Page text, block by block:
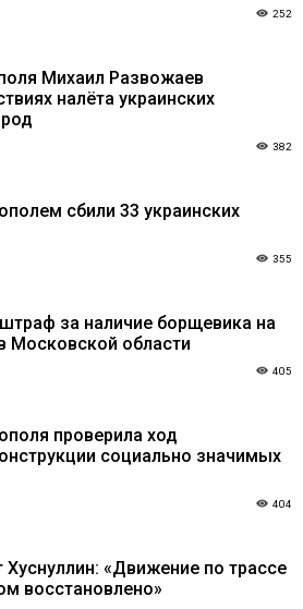
252
Михаил Развожаев
налёта украинских
382
сбили 33 украинских
355
за наличие борщевика на
Московской области
405
проверила ход
социально значимых
404
«Движение по трассе
восстановлено»